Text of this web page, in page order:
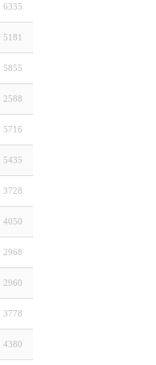
6335
5181
5855
2588
5716
5435
3728
4050
2968
2960
3778
4380